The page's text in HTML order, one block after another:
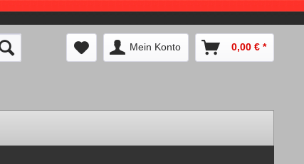
Mein Konto 0,00 € *